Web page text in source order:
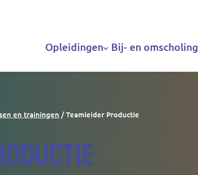
Hoofdnavigatie
Opleidingen Bij- en omscholing
en trainingen Teamleider Productie